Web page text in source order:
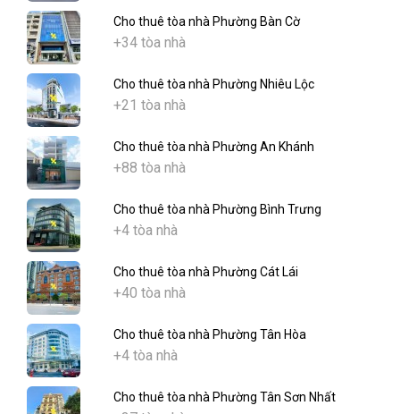
Cho thuê tòa nhà Phường Bàn Cờ
+34 tòa nhà
Cho thuê tòa nhà Phường Nhiêu Lộc
+21 tòa nhà
Cho thuê tòa nhà Phường An Khánh
+88 tòa nhà
Cho thuê tòa nhà Phường Bình Trưng
+4 tòa nhà
Cho thuê tòa nhà Phường Cát Lái
+40 tòa nhà
Cho thuê tòa nhà Phường Tân Hòa
+4 tòa nhà
Cho thuê tòa nhà Phường Tân Sơn Nhất